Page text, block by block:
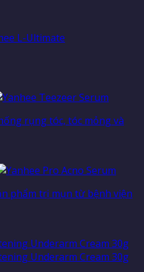
rụng tóc, tóc mỏng và
phẩm trị mụn từ bệnh viện